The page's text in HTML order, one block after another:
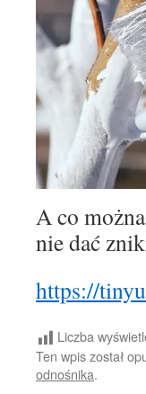
A co
nie dać
https://
Liczba
Ten wpis został
odnośnika.